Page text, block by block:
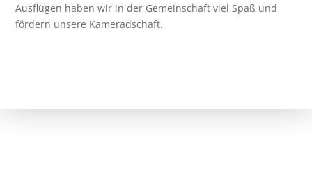
Ausflügen haben wir in der Gemeinschaft viel Spaß und
fördern unsere Kameradschaft.